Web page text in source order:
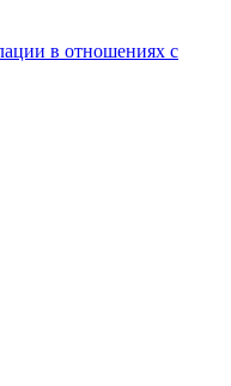
в отношениях с